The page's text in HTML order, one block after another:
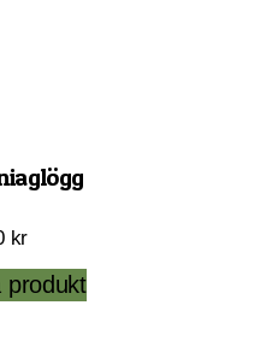
kr
produkt